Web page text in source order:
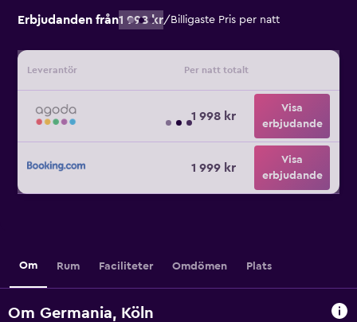
Erbjudanden från1 998 kr/ Billigaste Pris per natt
Leverantör Per natt totalt
1 998 kr
Visa
erbjudande
1 999 kr
Visa
erbjudande
Om Rum Faciliteter Omdömen Plats
Om Germania, Köln